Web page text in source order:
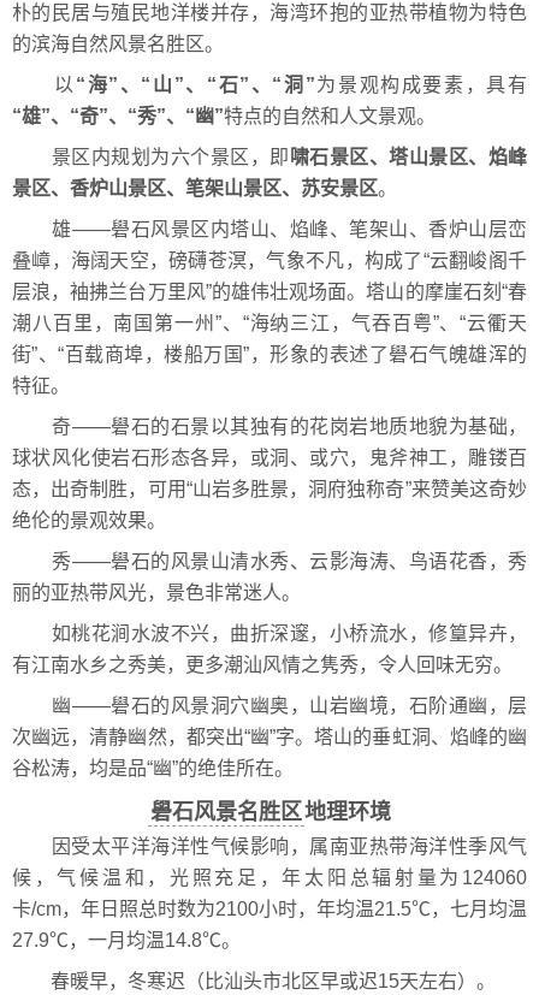
朴的民居与殖民地洋楼并存，海湾环抱的亚热带植物为特色
的滨海自然风景名胜区。
以 “海”、“山”、“石”、“洞”为景观构成要素，具有
“雄”、“奇”、“秀”、“幽”特点的自然和人文景观。
景区内规划为六个景区，即 啸石景区、塔山景区、焰峰
景区、 香炉山景区、 笔架山景区、 苏安景区。
雄——礐石风景区内塔山、焰峰、笔架山、香炉山层峦
叠嶂，海阔天空，磅礴苍溟，气象不凡，构成了“云翻峻阁千
层浪，袖拂兰台万里风”的雄伟壮观场面。塔山的摩崖石刻“春
潮八百里，南国第一州”、“海纳三江，气吞百粤”、“云衢天
街”、“百载商埠，楼船万国”，形象的表述了礐石气魄雄浑的
特征。
奇——礐石的石景以其独有的花岗岩地质地貌为基础，
球状风化使岩石形态各异，或洞、或穴，鬼斧神工，雕镂百
态，出奇制胜，可用“山岩多胜景，洞府独称奇”来赞美这奇妙
绝伦的景观效果。
秀——礐石的风景山清水秀、云影海涛、鸟语花香，秀
丽的亚热带风光，景色非常迷人。
如桃花涧水波不兴，曲折深邃，小桥流水，修篁异卉，
有江南水乡之秀美，更多潮汕风情之隽秀，令人回味无穷。
幽——礐石的风景洞穴幽奥，山岩幽境，石阶通幽，层
次幽远，清静幽然，都突出“幽”字。塔山的垂虹洞、焰峰的幽
谷松涛，均是品“幽”的绝佳所在。
礐石风景名胜区地理环境
因受太平洋海洋性气候影响，属南亚热带海洋性季风气
候，气候温和，光照充足，年太阳总辐射量为124060
卡/cm，年日照总时数为2100小时，年均温21.5℃，七月均温
27.9℃，一月均温14.8℃。
春暖早，冬寒迟（比汕头市北区早或迟15天左右）。